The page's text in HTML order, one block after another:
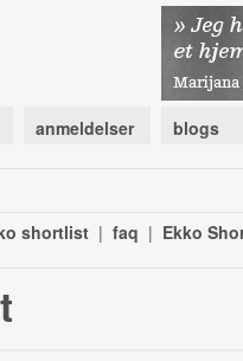
anmeldelser blogs
shortlist | faq | Ekko